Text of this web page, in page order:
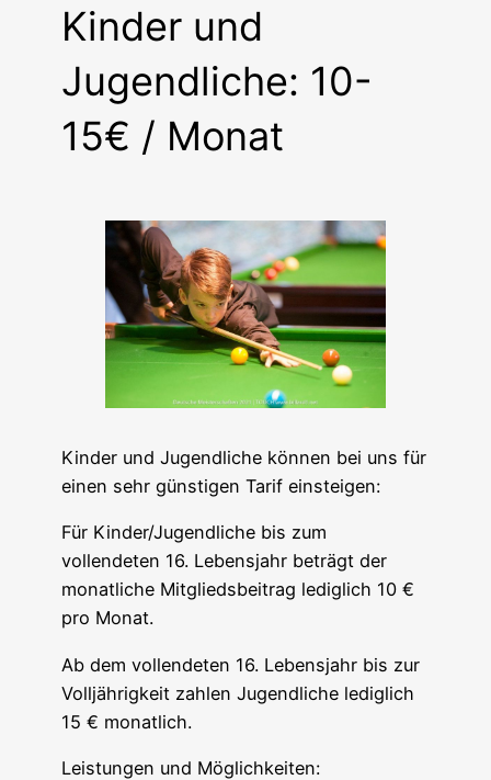
Kinder und
Jugendliche: 10-
15€ / Monat
Kinder und Jugendliche können bei uns für
einen sehr günstigen Tarif einsteigen:
Für Kinder/Jugendliche bis zum
vollendeten 16. Lebensjahr beträgt der
monatliche Mitgliedsbeitrag lediglich 10 €
pro Monat.
Ab dem vollendeten 16. Lebensjahr bis zur
Volljährigkeit zahlen Jugendliche lediglich
15 € monatlich.
Leistungen und Möglichkeiten: